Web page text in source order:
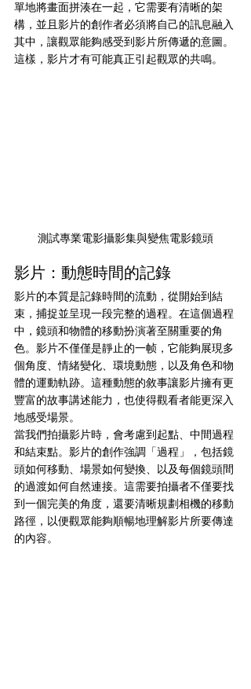
單地將畫面拼湊在一起，它需要有清晰的架
構，並且影片的創作者必須將自己的訊息融入
其中，讓觀眾能夠感受到影片所傳遞的意圖。
這樣，影片才有可能真正引起觀眾的共鳴。
測試專業電影攝影集與變焦電影鏡頭
影片：動態時間的記錄
影片的本質是記錄時間的流動，從開始到結
束，捕捉並呈現一段完整的過程。在這個過程
中，鏡頭和物體的移動扮演著至關重要的角
色。影片不僅僅是靜止的一帧，它能夠展現多
個角度、情緒變化、環境動態，以及角色和物
體的運動軌跡。這種動態的敘事讓影片擁有更
豐富的故事講述能力，也使得觀看者能更深入
地感受場景。
當我們拍攝影片時，會考慮到起點、中間過程
和結束點。影片的創作強調「過程」，包括鏡
頭如何移動、場景如何變換、以及每個鏡頭間
的過渡如何自然連接。這需要拍攝者不僅要找
到一個完美的角度，還要清晰規劃相機的移動
路徑，以便觀眾能夠順暢地理解影片所要傳達
的內容。